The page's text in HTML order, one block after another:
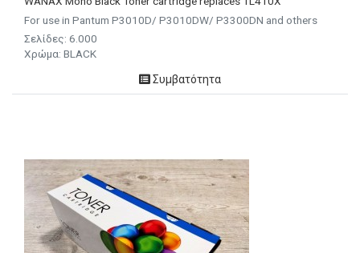
For use in Pantum P3010D/ P3010DW/ P3300DN and others
Σελίδες: 6.000
Χρώμα: BLACK
Συμβατότητα